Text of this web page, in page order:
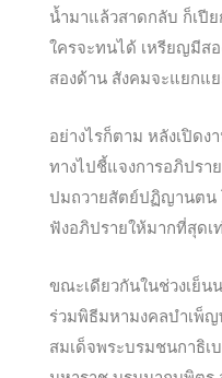
น้ำมาแล้วสาดกลับ ก็เปี
ใครจะทนได้ เหรียญมีส
สองด้าน สังคมจะแยกแ
อย่างไรก็ตาม หลังเปิด
ทางไปชี้แจงการอภิปรา
ปมถวายสัตย์ปฏิญานตน
ฟังอภิปรายให้มากที่สุดเ
ขณะเดียวกันในช่วงเย็น
ร่วมพิธีมหามงคลบำเพ็
สมเด็จพระบรมชนกาธิ